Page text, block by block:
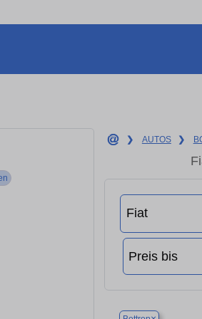
❯ AUTOS ❯